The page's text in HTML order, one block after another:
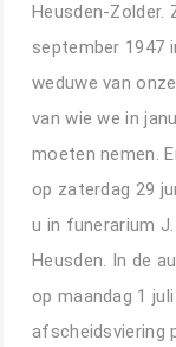
Heusden-Zolder.
september 1947
weduwe van
van wie we in
moeten nemen.
op zaterdag 29
u in funerarium
Heusden. In de
op maandag 1
afscheidsviering